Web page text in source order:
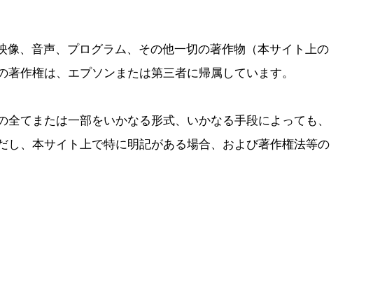
、音声、プログラム、その他一切の著作物（本サイト上の
作権は、エプソンまたは第三者に帰属しています。
てまたは一部をいかなる形式、いかなる手段によっても、
、本サイト上で特に明記がある場合、および著作権法等の